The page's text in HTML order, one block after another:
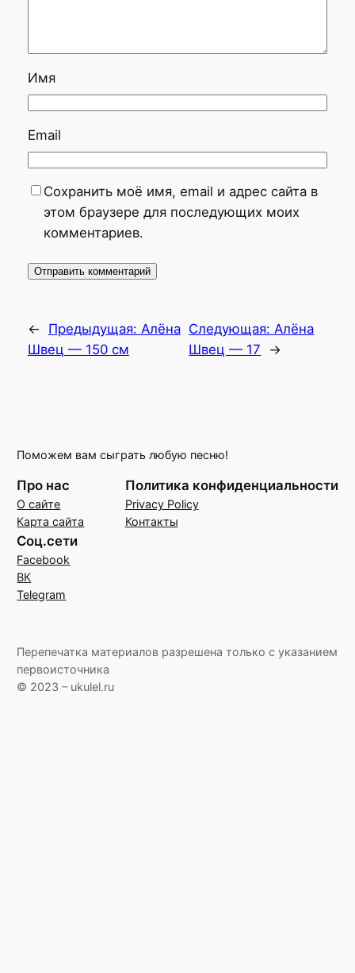
Имя
Email
Сохранить моё имя, email и адрес сайта в
этом браузере для последующих моих
комментариев.
← Предыдущая: Алёна
Швец — 150 см
Следующая:Алёна
Швец — 17
→
Поможем вам сыграть любую песню!
Про нас
О сайте
Карта сайта
Политика конфиденциальности
Privacy Policy
Контакты
Соц.сети
Facebook
ВК
Telegram
Перепечатка материалов разрешена только с указанием
первоисточника
© 2023 – ukulel.ru